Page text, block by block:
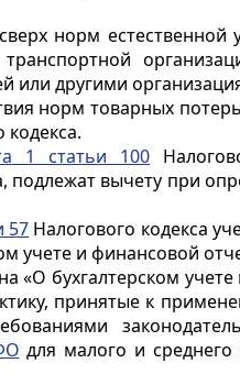
норм
или другими
норм товарных
1 статьи 100
подлежат вычету при
57 Налогового кодекса
учете и финансовой
«О бухгалтерском
принятые к
для малого и